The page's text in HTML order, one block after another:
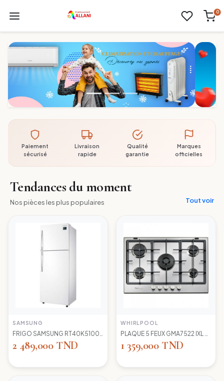
0
Paiement
sécurisé
Livraison
rapide
Qualité
garantie
Marques
officielles
Tendances du moment
Nos pièces les plus populaires Tout voir
SAMSUNG
2 489,000 TND
WHIRLPOOL
1 359,000 TND